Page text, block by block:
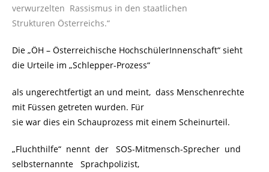
verwurzelten Rassismus in den staatlichen
Strukturen Österreichs.“
Die „ÖH – Österreichische HochschülerInnenschaft“ sieht
die Urteile im „Schlepper-Prozess“
als ungerechtfertigt an und meint, dass Menschenrechte
mit Füssen getreten wurden. Für
sie war dies ein Schauprozess mit einem Scheinurteil.
„Fluchthilfe“ nennt der SOS-Mitmensch-Sprecher und
selbsternannte Sprachpolizist,